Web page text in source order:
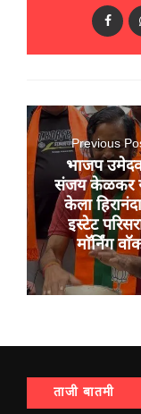
Previous
भाजप
संजय केळकर
केला
इस्टेट
माॅर्निंग
ताजी बातमी